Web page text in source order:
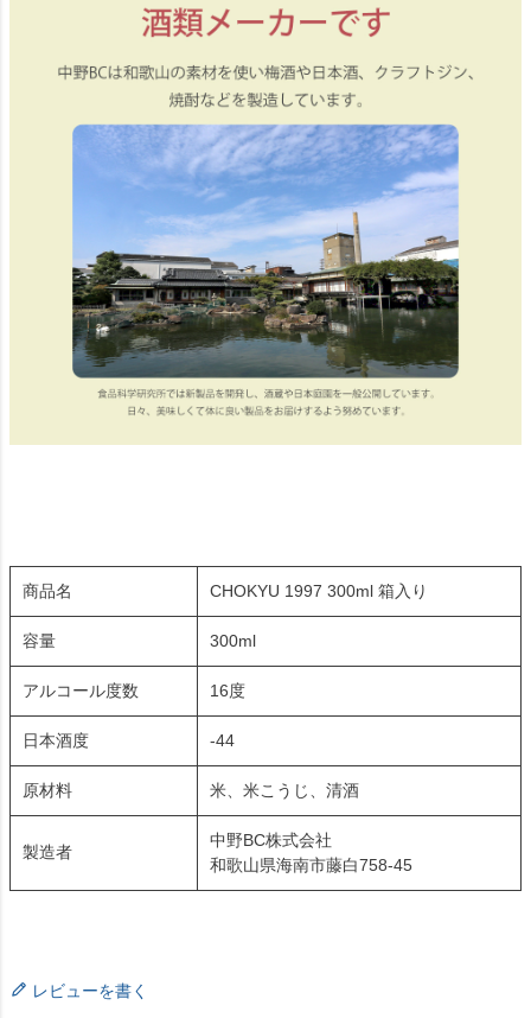
商品名 CHOKYU 1997 300ml 箱入り
容量 300ml
アルコール度数 16度
日本酒度 -44
原材料 米、米こうじ、清酒
製造者
中野BC株式会社
和歌山県海南市藤白758-45
レビューを書く